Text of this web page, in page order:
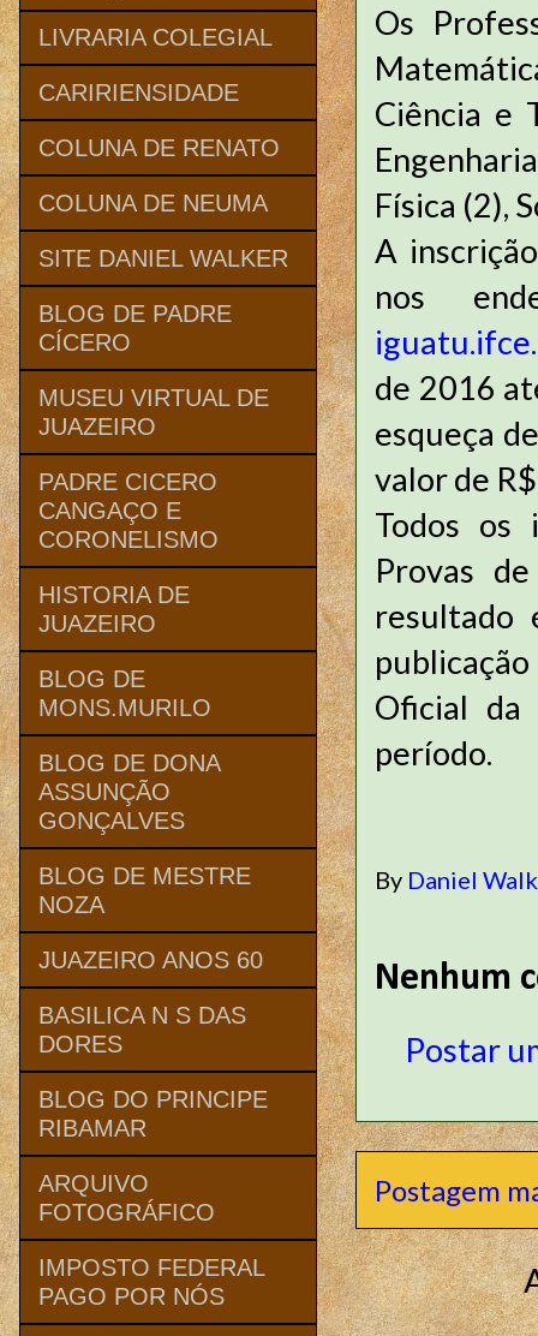
Os
Ciência e
Física (2),
A
nos
de 2016
esqueça
valor de
Todos os
Provas
resultado
Oficial da
período.
By Daniel
Nenhum
Postar
Postagem
LIVRARIA COLEGIAL
CARIRIENSIDADE
COLUNA DE RENATO
COLUNA DE NEUMA
SITE DANIEL WALKER
BLOG DE PADRE
CÍCERO
MUSEU VIRTUAL DE
JUAZEIRO
PADRE CICERO
CANGAÇO E
CORONELISMO
HISTORIA DE
JUAZEIRO
BLOG DE
MONS.MURILO
BLOG DE DONA
ASSUNÇÃO
GONÇALVES
BLOG DE MESTRE
NOZA
JUAZEIRO ANOS 60
BASILICA N S DAS
DORES
BLOG DO PRINCIPE
RIBAMAR
ARQUIVO
FOTOGRÁFICO
IMPOSTO FEDERAL
PAGO POR NÓS